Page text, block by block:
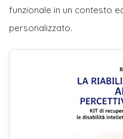
funzionale in un contesto
personalizzato.